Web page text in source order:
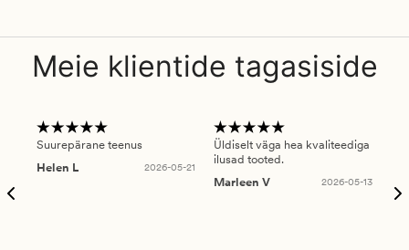
Meie klientide tagasiside
Suurepärane teenus
Helen L
2026-05-21
Üldiselt väga hea kvaliteediga
ilusad tooted.
Marleen V
2026-05-13